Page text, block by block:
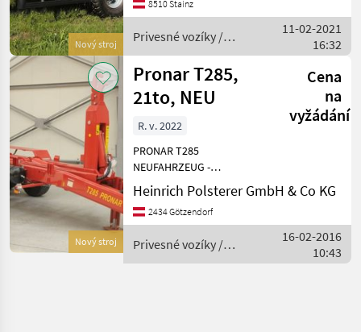
Nový stroj
hydr. Verriegelung, K80, 40
8510 Stainz
Privesné vozíky /
Pronar
11-02-2021
16:32
Nový stroj
Pronar T285,
21to, NEU
Cena
na
vyžádání
R. v. 2022
PRONAR T285
NEUFAHRZEUG -
Hakenliftanhänger für
Landwirtschaft, Bauwesen
und Abfallwirtschaft - zul.
Tandemfahrwerk -
Untenaufhängung, Sta
Heinrich Polsterer GmbH & Co KG
2434 Götzendorf
Privesné vozíky /
Pronar
16-02-2016
10:43